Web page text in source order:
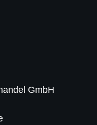
GmbH